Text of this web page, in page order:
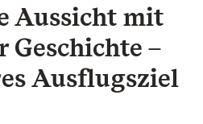
Aussicht mit
Geschichte –
Ausflugsziel